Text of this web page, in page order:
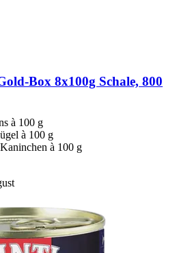
​Box 8x100g Schale, 800
à 100 g
à 100 g
à 100 g